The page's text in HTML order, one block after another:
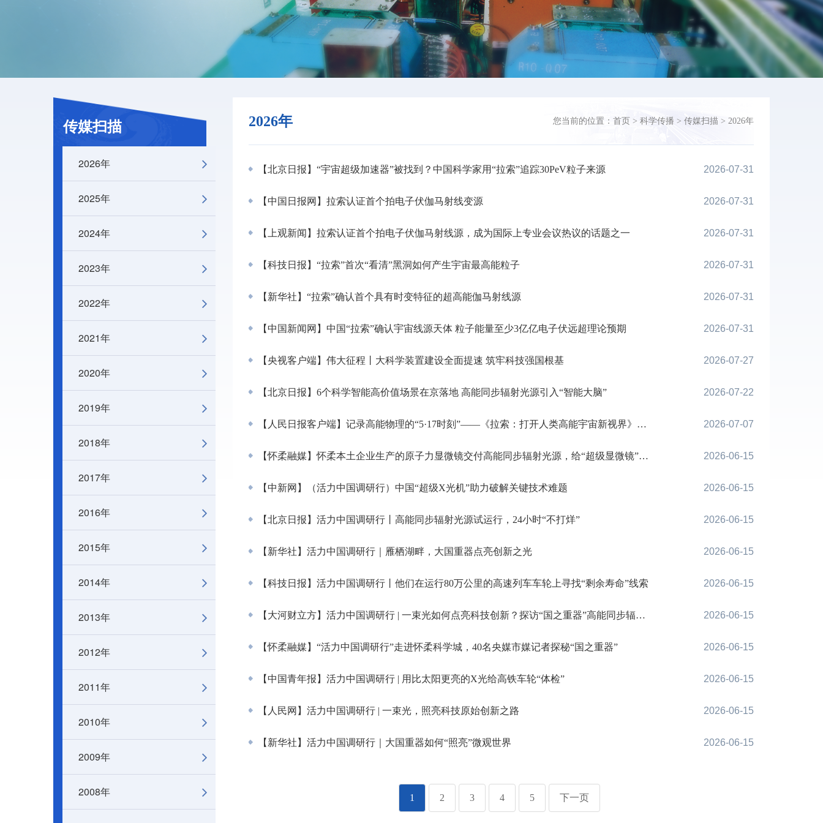
传媒扫描
2026年
2025年
2024年
2023年
2022年
2021年
2020年
2019年
2018年
2017年
2016年
2015年
2014年
2013年
2012年
2011年
2010年
2009年
2008年
2026年 您当前的位置： 首页 > 科学传播 > 传媒扫描 > 2026年
【北京日报】“宇宙超级加速器”被找到？中国科学家用“拉索”追踪30PeV粒子来源 2026-07-31
【中国日报网】拉索认证首个拍电子伏伽马射线变源 2026-07-31
【上观新闻】拉索认证首个拍电子伏伽马射线源，成为国际上专业会议热议的话题之一 2026-07-31
【科技日报】“拉索”首次“看清”黑洞如何产生宇宙最高能粒子 2026-07-31
【新华社】“拉索”确认首个具有时变特征的超高能伽马射线源 2026-07-31
【中国新闻网】中国“拉索”确认宇宙线源天体 粒子能量至少3亿亿电子伏远超理论预期 2026-07-31
【央视客户端】伟大征程丨大科学装置建设全面提速 筑牢科技强国根基 2026-07-27
【北京日报】6个科学智能高价值场景在京落地 高能同步辐射光源引入“智能大脑” 2026-07-22
【人民日报客户端】记录高能物理的“5·17时刻”——《拉索：打开人类高能宇宙新视界》创作谈 2026-07-07
【怀柔融媒】怀柔本土企业生产的原子力显微镜交付高能同步辐射光源，给“超级显微镜”装上“中国眼” 2026-06-15
【中新网】（活力中国调研行）中国“超级X光机”助力破解关键技术难题 2026-06-15
【北京日报】活力中国调研行丨高能同步辐射光源试运行，24小时“不打烊” 2026-06-15
【新华社】活力中国调研行｜雁栖湖畔，大国重器点亮创新之光 2026-06-15
【科技日报】活力中国调研行丨他们在运行80万公里的高速列车车轮上寻找“剩余寿命”线索 2026-06-15
【大河财立方】活力中国调研行 | 一束光如何点亮科技创新？探访“国之重器”高能同步辐射光源 2026-06-15
【怀柔融媒】“活力中国调研行”走进怀柔科学城，40名央媒市媒记者探秘“国之重器” 2026-06-15
【中国青年报】活力中国调研行 | 用比太阳更亮的X光给高铁车轮“体检” 2026-06-15
【人民网】活力中国调研行 | 一束光，照亮科技原始创新之路 2026-06-15
【新华社】活力中国调研行｜大国重器如何“照亮”微观世界 2026-06-15
1 2 3 4 5 下一页